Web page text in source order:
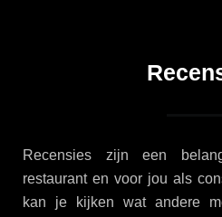
Recensies zijn een
restaurant en voor jou als
kan je kijken wat andere